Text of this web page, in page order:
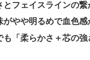
とフェイスラインの
がやや明るめで血色感
も「柔らかさ＋芯の強